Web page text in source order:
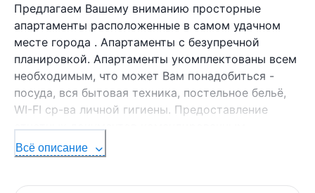
Предлагаем Вашему вниманию просторные
апартаменты расположенные в самом удачном
месте города . Апартаменты с безупречной
планировкой. Апартаменты укомплектованы всем
необходимым, что может Вам понадобиться -
посуда, вся бытовая техника, постельное бельё,
WI-FI ср-ва личной гигиены. Предоставление
отчетных документов командированным.
Всё описание